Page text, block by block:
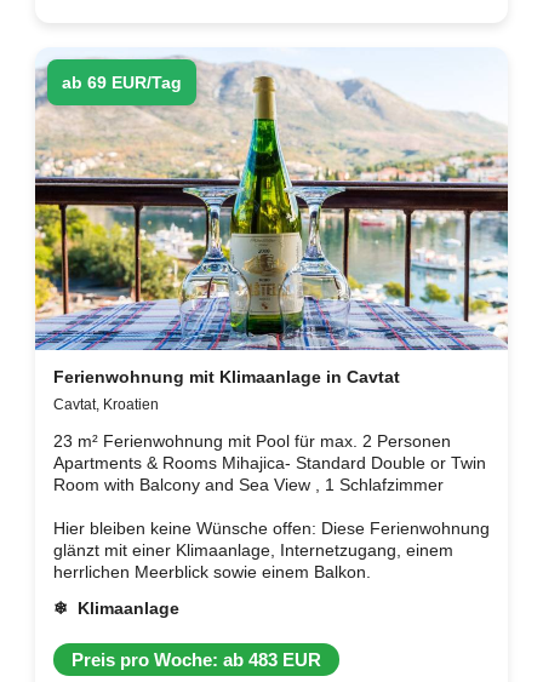
ab 69 EUR/Tag
Ferienwohnung mit Klimaanlage in Cavtat
Cavtat, Kroatien
23 m² Ferienwohnung mit Pool für max. 2 Personen
Apartments & Rooms Mihajica- Standard Double or Twin
Room with Balcony and Sea View , 1 Schlafzimmer
Hier bleiben keine Wünsche offen: Diese Ferienwohnung
glänzt mit einer Klimaanlage, Internetzugang, einem
herrlichen Meerblick sowie einem Balkon.
❄ Klimaanlage
Preis pro Woche: ab 483 EUR